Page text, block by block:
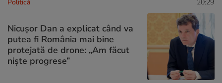
Politică 20:29
Nicușor Dan a explicat când va
putea fi România mai bine
protejată de drone: „Am făcut
niște progrese”